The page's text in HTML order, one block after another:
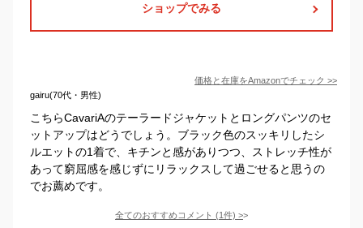
ショップでみる
価格と在庫をAmazonでチェック >>
gairu(70代・男性)
こちらCavariAのテーラードジャケットとロングパンツのセ
ットアップはどうでしょう。ブラック色のスッキリしたシ
ルエットの1着で、キチンと感がありつつ、ストレッチ性が
あって窮屈感を感じずにリラックスして過ごせると思うの
でお薦めです。
全てのおすすめコメント (1件) >